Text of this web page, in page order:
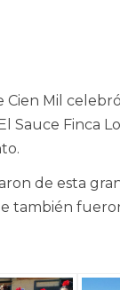
Cien Mil
Sauce Finca
de esta
también